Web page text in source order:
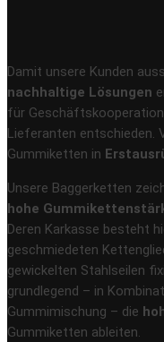
Damit unsere Kunden
nachhaltige Lösungen
für
Lieferanten entschieden.
Gummiketten in
Unsere Baggerketten
hohe
Deren Karkasse besteht
geschmiedeten
gewickelten Stahlseilen
grundlegend – in
Gummimischung – die
Gummiketten ableiten.